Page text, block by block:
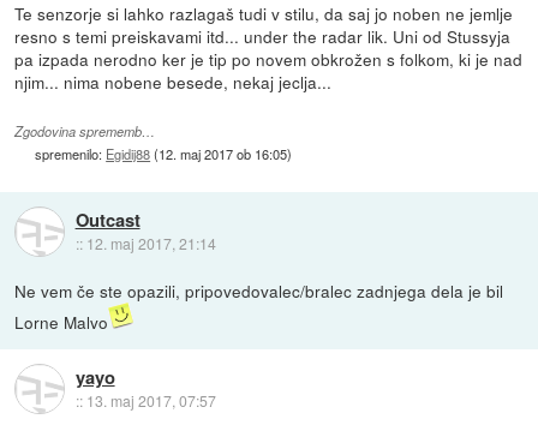
Te senzorje si lahko razlagaš tudi v stilu, da saj jo noben ne jemlje
resno s temi preiskavami itd... under the radar lik. Uni od Stussyja
pa izpada nerodno ker je tip po novem obkrožen s folkom, ki je nad
njim... nima nobene besede, nekaj jeclja...
Zgodovina sprememb…
spremenilo: Egidij88(12. maj 2017 ob 16:05)
Outcast
:: 12. maj 2017, 21:14
Ne vem če ste opazili, pripovedovalec/bralec zadnjega dela je bil
Lorne Malvo
yayo
:: 13. maj 2017, 07:57